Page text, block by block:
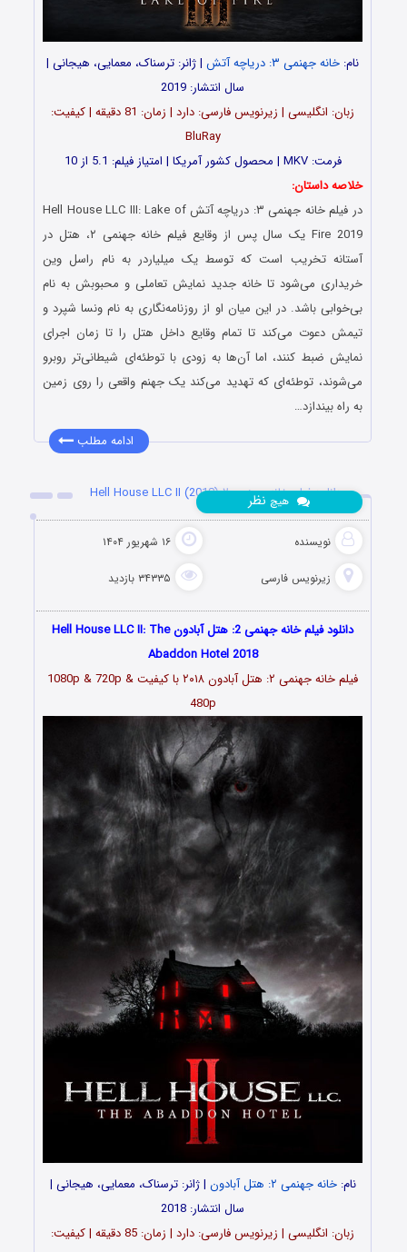
نام: خانه جهنمی ۳: دریاچه آتش
| ژانر: ترسناک، معمایی، هیجانی |
سال انتشار: 2019
زبان: انگلیسی | زیرنویس فارسی: دارد | زمان: 81 دقیقه | کیفیت:
BluRay
فرمت: MKV | محصول کشور آمریکا | امتیاز فیلم: 5.1 از 10
خلاصه داستان:
در فیلم خانه جهنمی ۳: دریاچه آتش Hell House LLC III: Lake of
Fire 2019 یک سال پس از وقایع فیلم خانه جهنمی ۲، هتل در
آستانه تخریب است که توسط یک میلیاردر به نام راسل وین
خریداری می‌شود تا خانه جدید نمایش تعاملی و محبوبش به نام
بی‌خوابی باشد. در این میان او از روزنامه‌نگاری به نام ونسا شپرد و
تیمش دعوت می‌کند تا تمام وقایع داخل هتل را تا زمان اجرای
نمایش ضبط کنند، اما آن‌ها به زودی با توطئه‌ای شیطانی‌تر روبرو
می‌شوند، توطئه‌ای که تهدید می‌کند یک جهنم واقعی را روی زمین
به راه بیندازد…
ادامه مطلب
دانلود فیلم خانه جهنمی ۲ Hell House LLC II (2018)
نویسنده ۱۶ شهریور ۱۴۰۴
زیرنویس فارسی ۳۴۳۳۵ بازدید
هیچ نظر
دانلود فیلم خانه جهنمی 2: هتل آبادون Hell House LLC II: The
Abaddon Hotel 2018
فیلم خانه جهنمی ۲: هتل آبادون ۲۰۱۸ با کیفیت 1080p & 720p &
480p
نام:خانه جهنمی ۲: هتل آبادون
| ژانر: ترسناک، معمایی، هیجانی |
سال انتشار: 2018
زبان: انگلیسی | زیرنویس فارسی: دارد | زمان: 85 دقیقه | کیفیت: